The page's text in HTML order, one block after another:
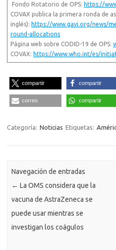
Fondo Rotatorio de OPS: https://
COVAX publica la primera ronda de
inglés): https://www.gavi.org/news/
round-allocations
Página web sobre CODID-19 de OPS:
COVAX: https://www.who.int/es/
compartir compartir
correo compartir
Categoría: Noticias Etiquetas:
Navegación de entradas
← La OMS considera que la
vacuna de AstraZeneca se
puede usar mientras se
investigan los coágulos